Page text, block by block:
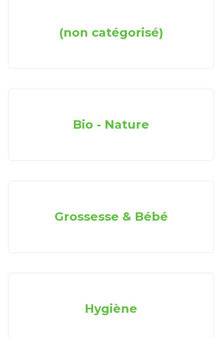
(non catégorisé)
Bio - Nature
Grossesse & Bébé
Hygiène